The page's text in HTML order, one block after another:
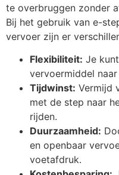
te overbruggen zonder
Bij het gebruik van e-
vervoer zijn er
Flexibiliteit: Je
vervoermiddel
Tijdwinst: Vermijd
met de step naar
rijden.
Duurzaamheid:
en openbaar
voetafdruk.